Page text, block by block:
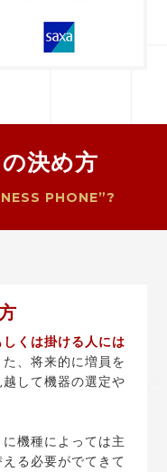
決め方
PHONE”?
くは掛ける人には
た、将来的に増員を
して機器の選定や
機種によっては主
る必要がでてきて